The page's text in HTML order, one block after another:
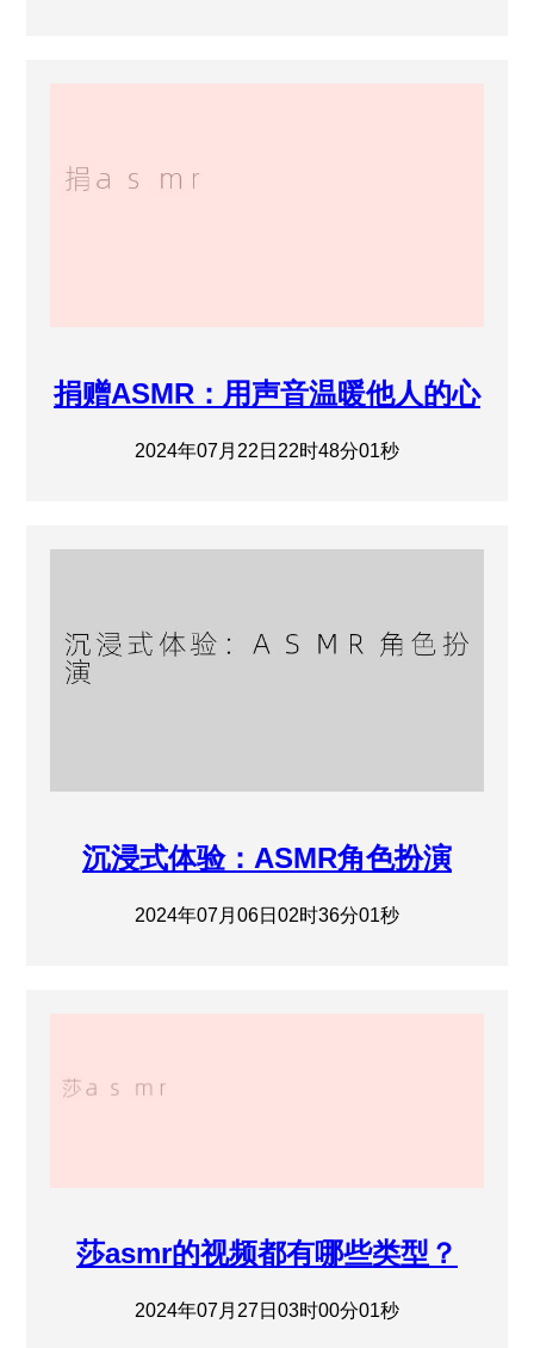
捐赠ASMR：用声音温暖他人的心
2024年07月22日22时48分01秒
沉浸式体验：ASMR角色扮演
2024年07月06日02时36分01秒
莎asmr的视频都有哪些类型？
2024年07月27日03时00分01秒